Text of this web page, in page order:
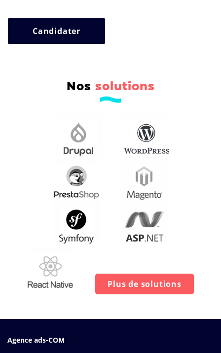
Candidater
Nos solutions
Plus de solutions
Agence ads-COM